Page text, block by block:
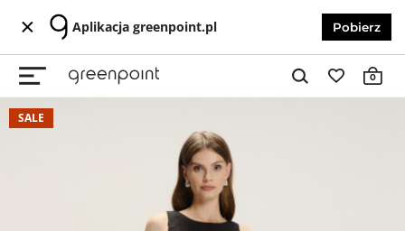
Aplikacja greenpoint.pl Pobierz
0
SALE